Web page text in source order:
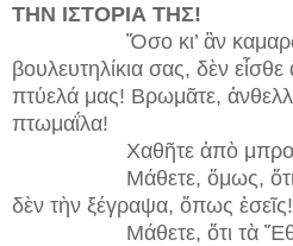
ΤΗΝ ΙΣΤΟΡΙΑ ΤΗΣ!
Ὅσο κι’ ἂν
βουλευτηλίκια σας, δὲν εἶσθε
πτύελά μας! Βρωμᾶτε,
πτωμαΐλα!
Χαθῆτε ἀπὸ
Μάθετε, ὅμως,
δὲν τὴν ξέγραψα, ὅπως ἐσεῖς!
Μάθετε, ὅτι τὰ